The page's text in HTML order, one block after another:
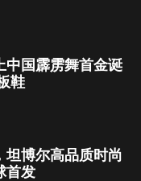
中国霹雳舞首金诞
鞋
坦博尔高品质时尚
首发